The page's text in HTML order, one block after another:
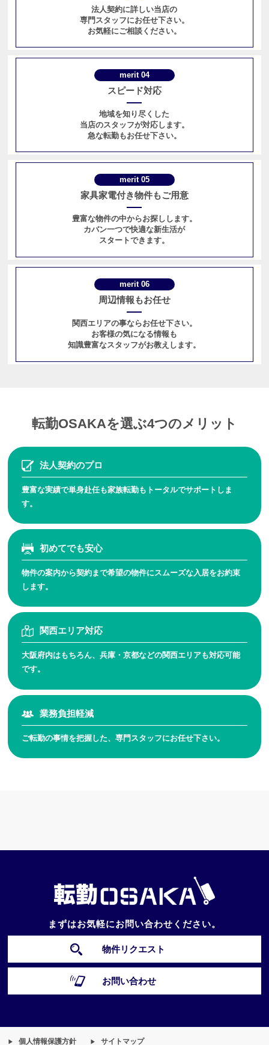
法人契約に詳しい当店の
専門スタッフにお任せ下さい。
お気軽にご相談ください。
merit 04
スピード対応
地域を知り尽くした
当店のスタッフが対応します。
急な転勤もお任せ下さい。
merit 05
家具家電付き物件もご用意
豊富な物件の中からお探しします。
カバン一つで快適な新生活が
スタートできます。
merit 06
周辺情報もお任せ
関西エリアの事ならお任せ下さい。
お客様の気になる情報も
知識豊富なスタッフがお教えします。
転勤OSAKAを選ぶ4つのメリット
法人契約のプロ
豊富な実績で単身赴任も家族転勤もトータルでサポートしま
す。
初めてでも安心
物件の案内から契約まで希望の物件にスムーズな入居をお約束
します。
関西エリア対応
大阪府内はもちろん、 兵庫・京都などの関西エリアも対応可能
です。
業務負担軽減
ご転勤の事情を把握した、 専門スタッフにお任せ下さい。
まずはお気軽にお問い合わせください。
物件リクエスト
お問い合わせ
▶︎ 個人情報保護方針 ▶︎ サイトマップ